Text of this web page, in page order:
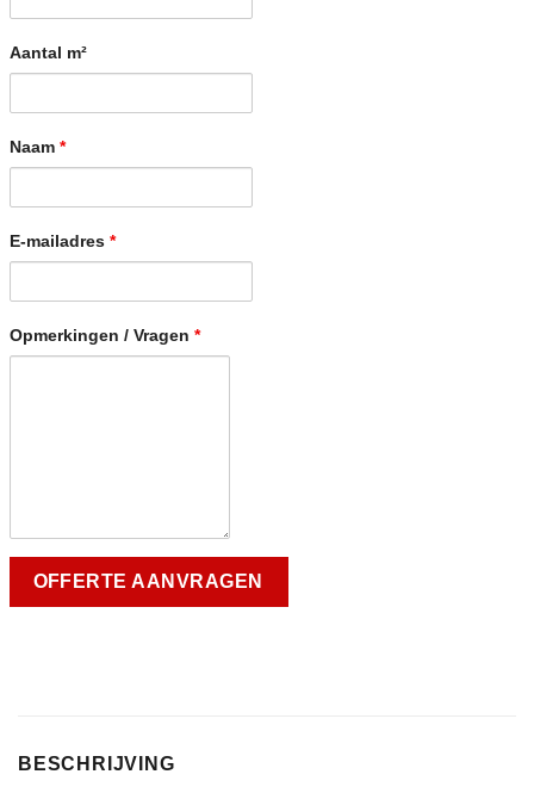
Aantal m²
Naam *
E-mailadres *
Opmerkingen / Vragen *
BESCHRIJVING